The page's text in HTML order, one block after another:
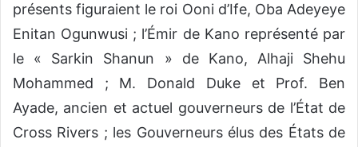
présents figuraient le roi Ooni d’Ife, Oba Adeyeye
Enitan Ogunwusi ; l’Émir de Kano représenté par
le « Sarkin Shanun » de Kano, Alhaji Shehu
Mohammed ; M. Donald Duke et Prof. Ben
Ayade, ancien et actuel gouverneurs de l’État de
Cross Rivers ; les Gouverneurs élus des États de